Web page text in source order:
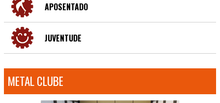
APOSENTADO
JUVENTUDE
METAL CLUBE